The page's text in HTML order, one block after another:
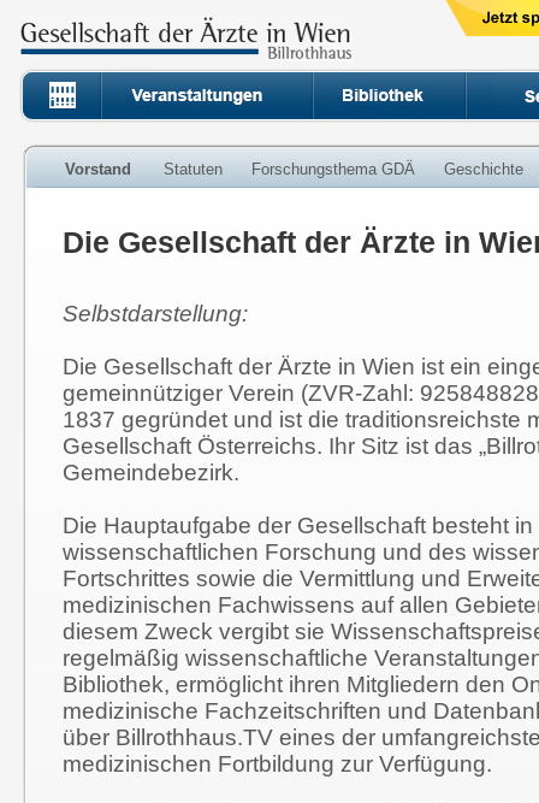
Vorstand Statuten Forschungsthema GDÄ Geschichte
Die Gesellschaft der Ärzte in
Selbstdarstellung:
Die Gesellschaft der Ärzte in Wien ist ein
gemeinnütziger Verein (ZVR-Zahl:
1837 gegründet und ist die traditionsreichste
Gesellschaft Österreichs. Ihr Sitz ist das
Gemeindebezirk.
Die Hauptaufgabe der Gesellschaft besteht
wissenschaftlichen Forschung und des
Fortschrittes sowie die Vermittlung und
medizinischen Fachwissens auf allen
diesem Zweck vergibt sie
regelmäßig wissenschaftliche
Bibliothek, ermöglicht ihren Mitgliedern den
medizinische Fachzeitschriften und
über Billrothhaus.TV eines der
medizinischen Fortbildung zur Verfügung.